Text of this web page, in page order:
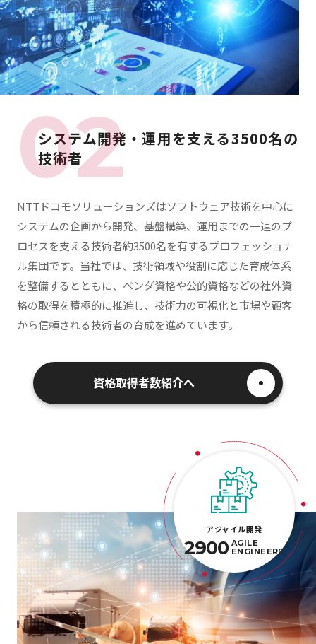
システム開発・運用を支える3500名の
技術者
NTTドコモソリューションズはソフトウェア技術を中心に
システムの企画から開発、基盤構築、運用までの一連のプ
ロセスを支える技術者約3500名を有するプロフェッショナ
ル集団です。当社では、技術領域や役割に応じた育成体系
を整備するとともに、ベンダ資格や公的資格などの社外資
格の取得を積極的に推進し、技術力の可視化と市場や顧客
から信頼される技術者の育成を進めています。
資格取得者数紹介へ
アジャイル開発
2900 AGILE
ENGINEERS